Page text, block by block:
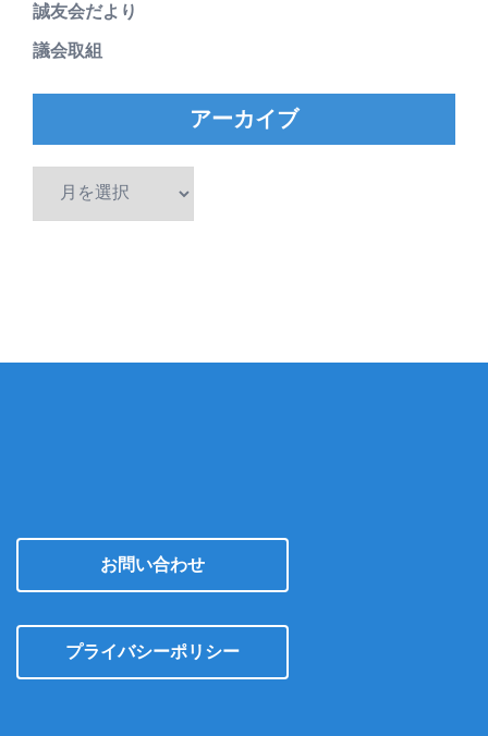
誠友会だより
議会取組
アーカイブ
お問い合わせ
プライバシーポリシー